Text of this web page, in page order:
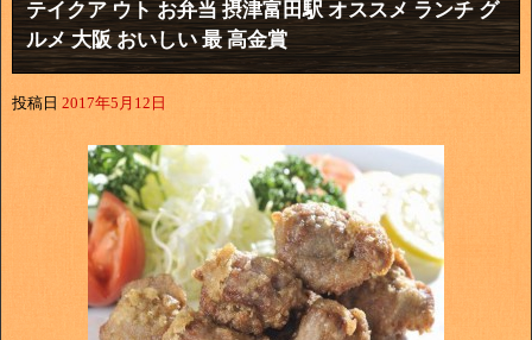
テイクア ウト お弁当 摂津富田駅 オススメ ランチ グ
ルメ 大阪 おいしい 最 高金賞
投稿日 2017年5月12日